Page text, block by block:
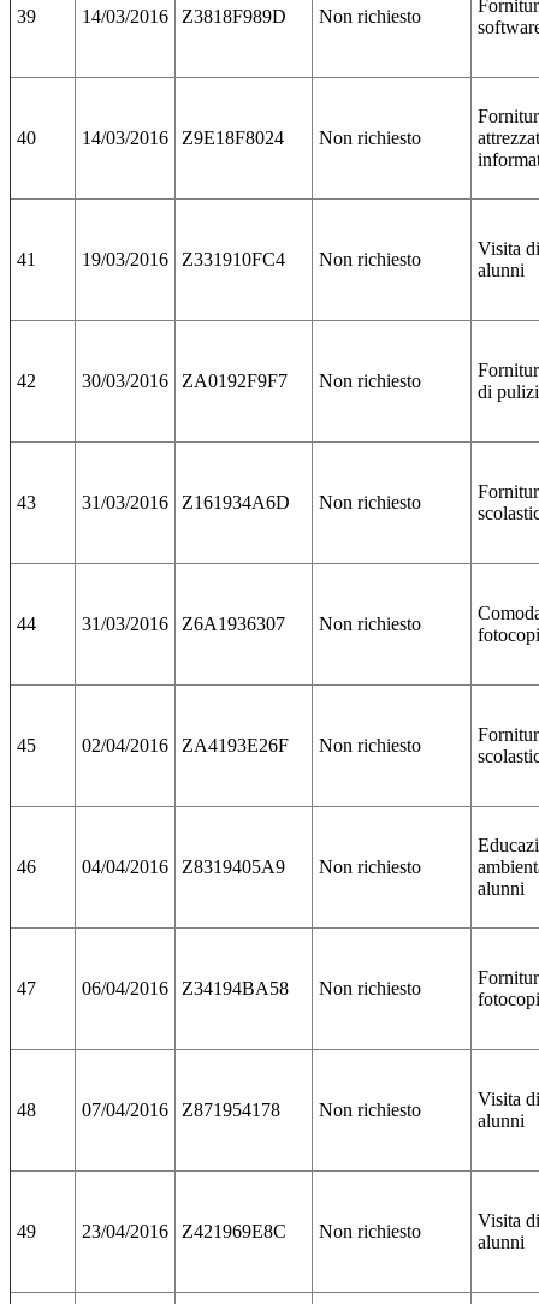
39 14/03/2016 Z3818F989D Non richiesto
40 14/03/2016 Z9E18F8024 Non richiesto
41 19/03/2016 Z331910FC4 Non richiesto
Visita
alunni
42 30/03/2016 ZA0192F9F7 Non richiesto
di
43 31/03/2016 Z161934A6D Non richiesto
44 31/03/2016 Z6A1936307 Non richiesto
45 02/04/2016 ZA4193E26F Non richiesto
46 04/04/2016 Z8319405A9 Non richiesto
alunni
47 06/04/2016 Z34194BA58 Non richiesto
48 07/04/2016 Z871954178 Non richiesto
Visita
alunni
49 23/04/2016 Z421969E8C Non richiesto
Visita
alunni